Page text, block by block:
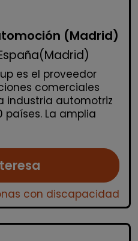
(Madrid)
es el proveedor
comerciales
industria automotriz
La amplia
con discapacidad